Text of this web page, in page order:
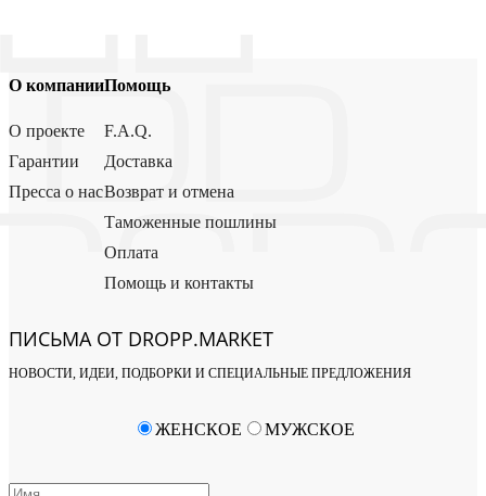
О компании
О проекте
Гарантии
Пресса о нас
Помощь
F.A.Q.
Доставка
Возврат и отмена
Таможенные пошлины
Оплата
Помощь и контакты
ПИСЬМА ОТ DROPP.MARKET
НОВОСТИ, ИДЕИ, ПОДБОРКИ И СПЕЦИАЛЬНЫЕ ПРЕДЛОЖЕНИЯ
ЖЕНСКОЕ МУЖСКОЕ